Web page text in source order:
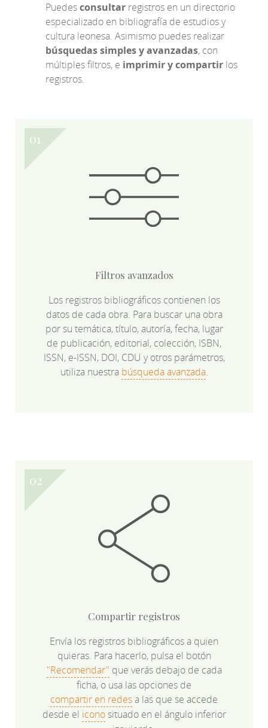
Puedesconsultar registros en un directorio
especializado en bibliografía de estudios y
cultura leonesa. Asimismo puedes realizar
búsquedas simples y avanzadas, con
múltiples filtros, e imprimir y compartir los
registros.
Filtros avanzados
Los registros bibliográficos contienen los
datos de cada obra. Para buscar una obra
por su temática, título, autoría, fecha, lugar
de publicación, editorial, colección, ISBN,
ISSN, e-ISSN, DOI, CDU y otros parámetros,
utiliza nuestra búsqueda avanzada.
Compartir registros
Envía los registros bibliográficos a quien
quieras. Para hacerlo, pulsa el botón
"Recomendar" que verás debajo de cada
ficha, o usa las opciones de
compartir en redesa las que se accede
desde el iconosituado en el ángulo inferior